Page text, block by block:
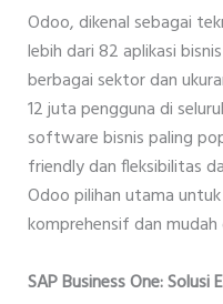
Odoo, dikenal sebagai
lebih dari 82 aplikasi
berbagai sektor dan
12 juta pengguna di
software bisnis paling
friendly dan fleksibilitas
Odoo pilihan utama
komprehensif dan
SAP Business One: